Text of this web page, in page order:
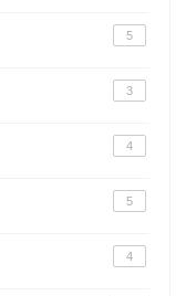
5
3
4
5
4